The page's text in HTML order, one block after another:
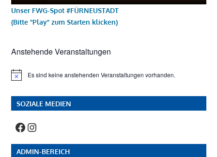
Unser FWG-Spot #FÜRNEUSTADT
(Bitte "Play" zum Starten klicken)
Anstehende Veranstaltungen
HinweisEs sind keine anstehenden Veranstaltungen vorhanden.
SOZIALE MEDIEN
Facebook
Instagram
ADMIN-BEREICH